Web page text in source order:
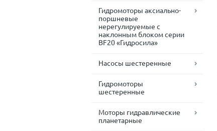
Гидромоторы аксиально-
поршневые
нерегулируемые с
наклонным блоком серии
BF20 «Гидросила»
Насосы шестеренные
Гидромоторы
шестеренные
Моторы гидравлические
планетарные